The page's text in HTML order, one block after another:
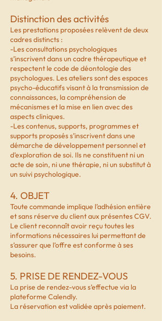
Distinction des activités
Les prestations proposées relèvent de deux
cadres distincts :
-Les consultations psychologiques
s’inscrivent dans un cadre thérapeutique et
respectent le code de déontologie des
psychologues. Les ateliers sont des espaces
psycho-éducatifs visant à la transmission de
connaissances, la compréhension de
mécanismes et la mise en lien avec des
aspects cliniques.
-Les contenus, supports, programmes et
supports proposés s’inscrivent dans une
démarche de développement personnel et
d’exploration de soi. Ils ne constituent ni un
acte de soin, ni une thérapie, ni un substitut à
un suivi psychologique.
4. OBJET
Toute commande implique l’adhésion entière
et sans réserve du client aux présentes CGV.
Le client reconnaît avoir reçu toutes les
informations nécessaires lui permettant de
s’assurer que l’offre est conforme à ses
besoins.
5. PRISE DE RENDEZ-VOUS
La prise de rendez-vous s’effectue via la
plateforme Calendly.
La réservation est validée après paiement.